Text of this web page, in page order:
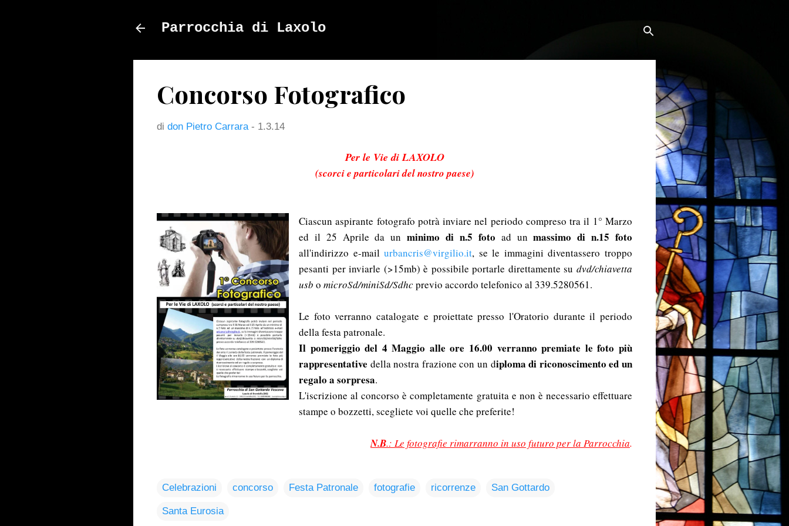
Parrocchia di Laxolo
Concorso Fotografico
di don Pietro Carrara - 1.3.14
Per le Vie di LAXOLO
(scorci e particolari del nostro paese)
Ciascun aspirante fotografo potrà inviare nel periodo compreso tra il 1° Marzo
ed il 25 Aprile da unminimo di n.5 foto ad unmassimo di n.15 foto
all'indirizzo e-mailurbancris@virgilio.it, se le immagini diventassero troppo
pesanti per inviarle (>15mb) è possibile portarle direttamente su dvd/chiavetta
usb o microSd/miniSd/Sdhcprevio accordo telefonico al 339.5280561.
Le foto verranno catalogate e proiettate presso l'Oratorio durante il periodo
della festa patronale.
Il pomeriggio del 4 Maggio alle ore 16.00 verranno premiate le foto più
rappresentative della nostra frazione con un diploma di riconoscimento ed un
regalo a sorpresa.
L'iscrizione al concorso è completamente gratuita e non è necessario effettuare
stampe o bozzetti, scegliete voi quelle che preferite!
N.B.: Le fotografie rimarranno in uso futuro per la Parrocchia.
Celebrazioni concorso Festa Patronale fotografie ricorrenze San Gottardo
Santa Eurosia